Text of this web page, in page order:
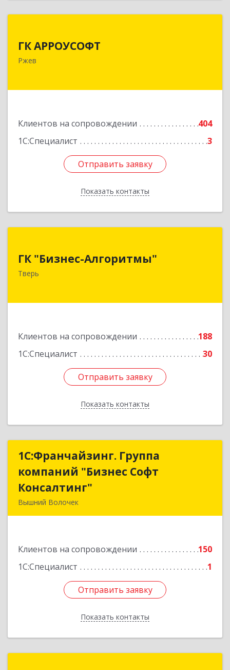
ГК АРРОУСОФТ
Ржев
Клиентов на сопровождении
404
1С:Специалист
3
Отправить заявку
Показать контакты
Подробнее
Отправить заявку
Назад
ГК "Бизнес-Алгоритмы"
Тверь
Клиентов на сопровождении
188
1С:Специалист
30
Отправить заявку
Показать контакты
170006, Тверская обл, Тверь г, Брагина ул, дом
Подробнее
Отправить заявку
Назад
1С:Франчайзинг. Группа
компаний "Бизнес Софт
Консалтинг"
Вышний Волочек
Клиентов на сопровождении
150
1С:Специалист
1
Отправить заявку
Показать контакты
1С:Франчайзинг. Группа
компаний "Бизнес Софт
Подробнее
Отправить заявку
Назад